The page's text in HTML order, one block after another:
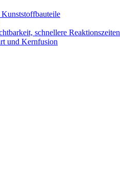
schnellere
und Kernfusion